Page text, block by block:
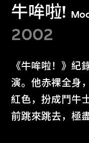
牛哞啦!
2002
《牛哞啦！》紀
演。他赤裸全身
紅色，扮成鬥牛
前跳來跳去，極